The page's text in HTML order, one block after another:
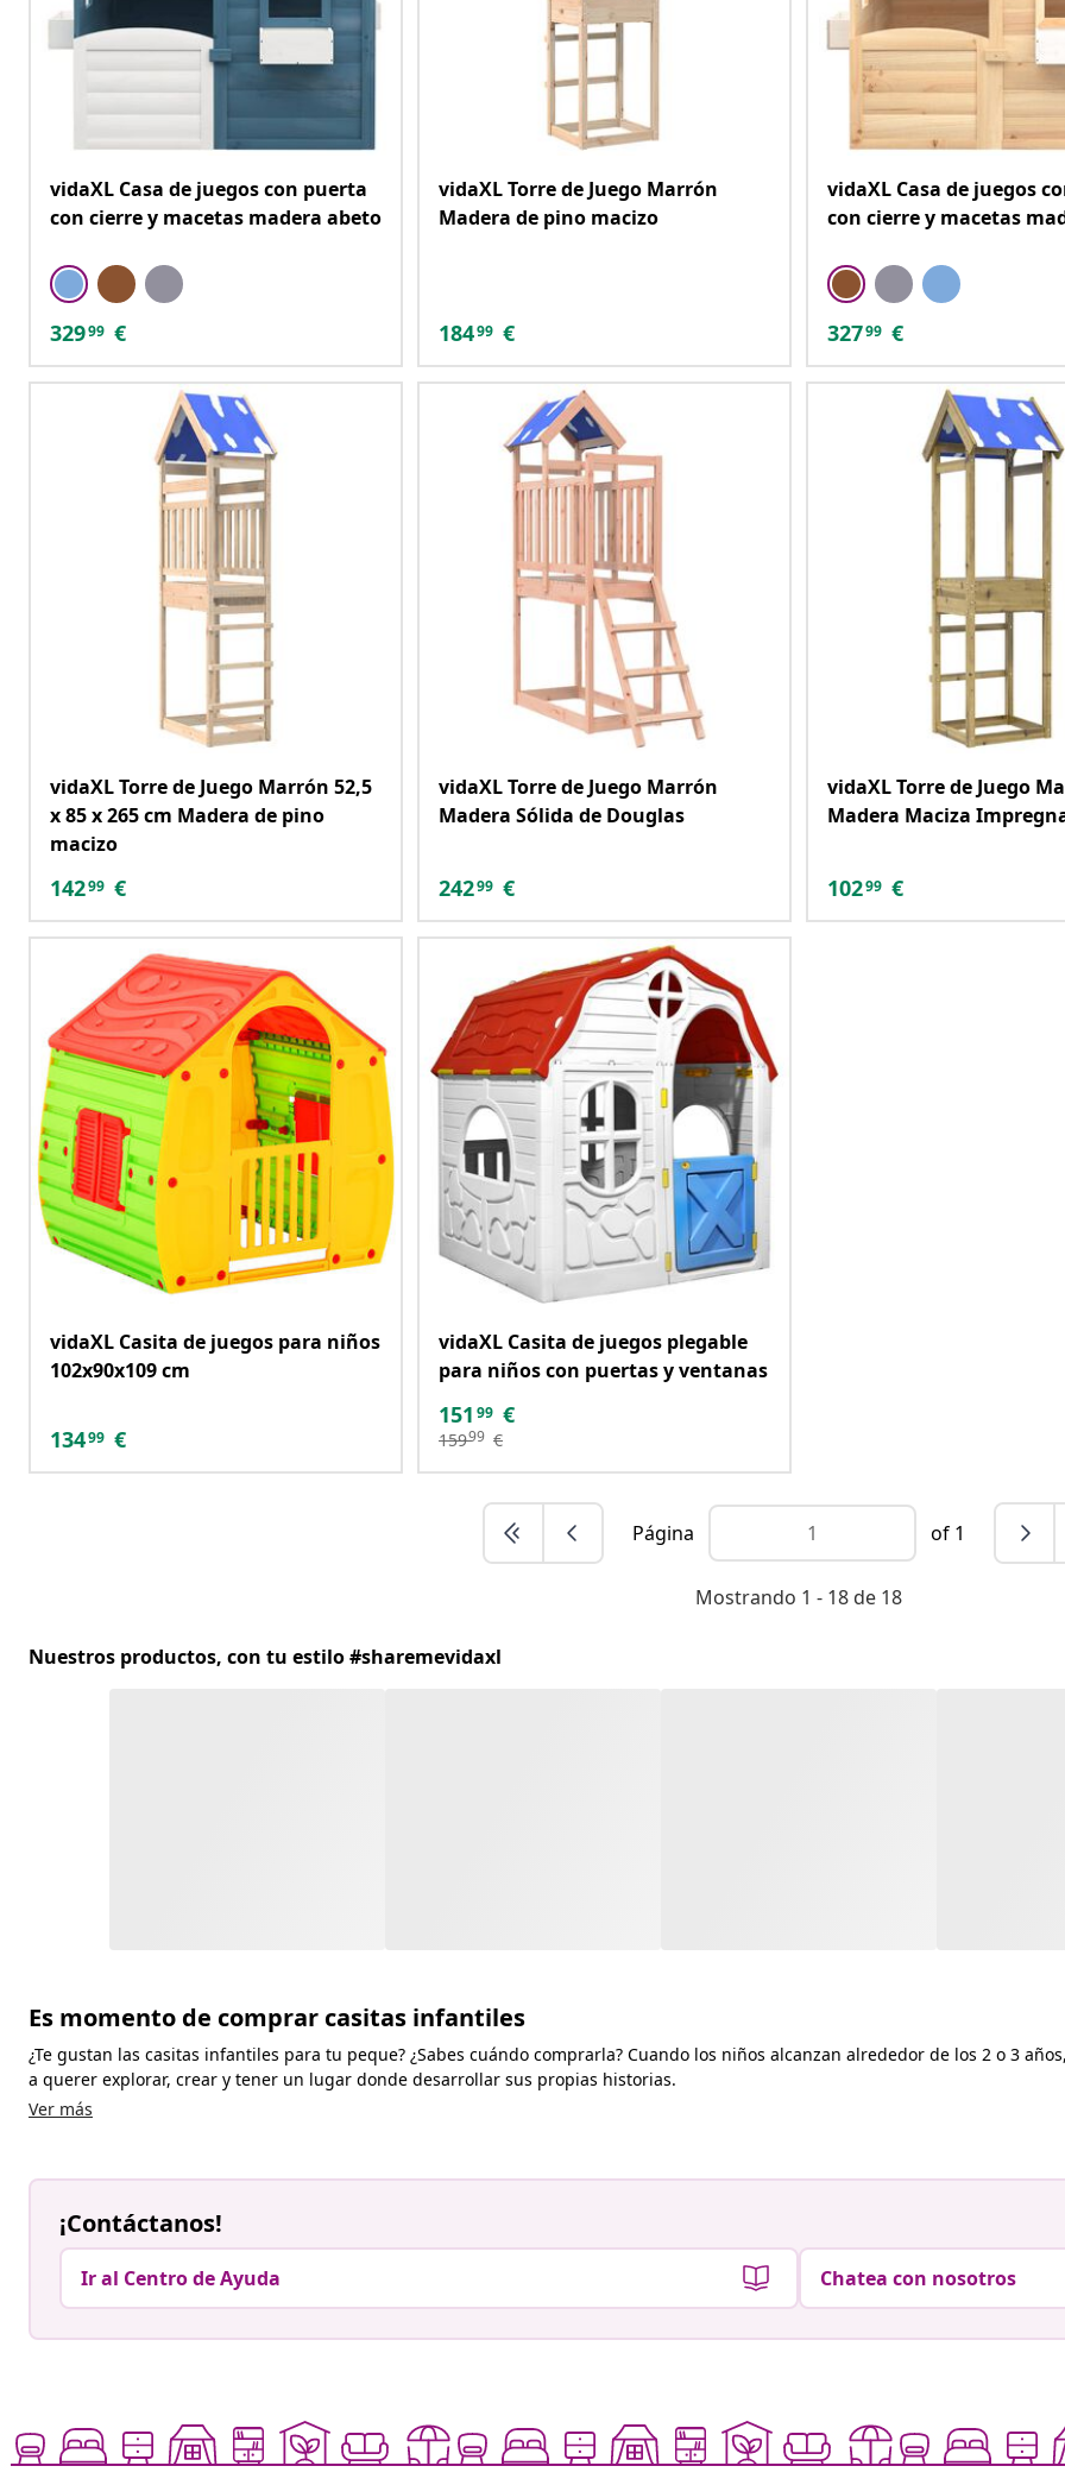
vidaXL Casa de juegos con puerta
con cierre y macetas madera abeto
32999 €
vidaXL Torre de Juego Marrón
Madera de pino macizo
18499 €
vidaXL Casa de juegos
con cierre y macetas
32799 €
vidaXL Torre de Juego Marrón 52,5
x 85 x 265 cm Madera de pino
macizo
14299 €
vidaXL Torre de Juego Marrón
Madera Sólida de Douglas
24299 €
vidaXL Torre de Juego
Madera Maciza
10299 €
vidaXL Casita de juegos para niños
102x90x109 cm
13499 €
vidaXL Casita de juegos plegable
para niños con puertas y ventanas
151 99 €
15999 €
Página of 1
Mostrando 1 - 18 de 18
Nuestros productos, con tu estilo #sharemevidaxl
Es momento de comprar casitas infantiles
¿Te gustan las casitas infantiles para tu peque? ¿Sabes cuándo comprarla? Cuando los niños alcanzan alrededor de los 2 o 3
a querer explorar, crear y tener un lugar donde desarrollar sus propias historias.
Ver más
¡Contáctanos!
Ir al Centro de Ayuda Chatea con nosotros